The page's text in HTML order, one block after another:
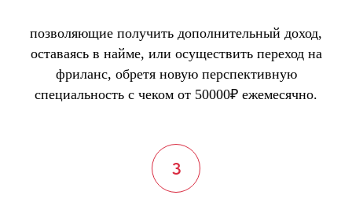
позволяющие получить дополнительный доход,
оставаясь в найме, или осуществить переход на
фриланс, обретя новую перспективную
специальность с чеком от 50000₽ ежемесячно.